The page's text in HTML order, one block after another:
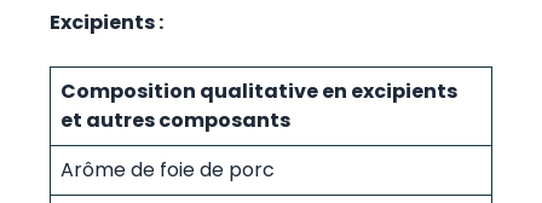
Excipients :
Composition qualitative en excipients
et autres composants
Arôme de foie de porc